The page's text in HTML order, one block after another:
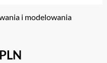
i modelowania